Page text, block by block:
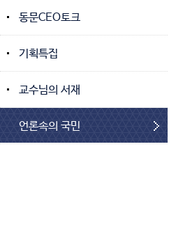
동문CEO토크
기획특집
교수님의 서재
언론속의 국민